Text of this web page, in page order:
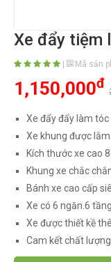
Xe đẩy tiệm
Mã sản
1,150,000đ
Xe đẩy đẩy làm tóc
Xe khung được
Kích thước xe cao
Khung xe chắc
Bánh xe cao cấp
Xe có 6 ngăn.6
Xe được thiết kề
Cam kết chất lượng.